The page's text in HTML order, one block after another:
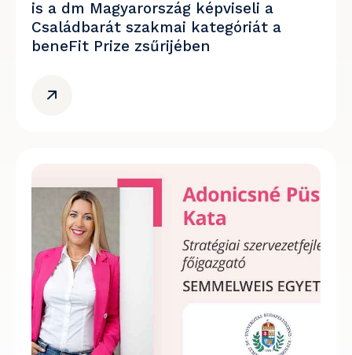
is a dm Magyarország képviseli a
Családbarát szakmai kategóriát a
beneFit Prize zsűrijében